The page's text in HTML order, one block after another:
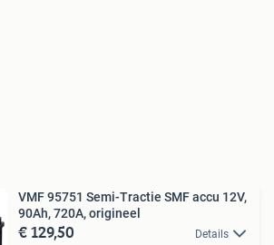
VMF 95751 Semi-Tractie SMF accu 12V,
90Ah, 720A, origineel
€ 129,50 Details